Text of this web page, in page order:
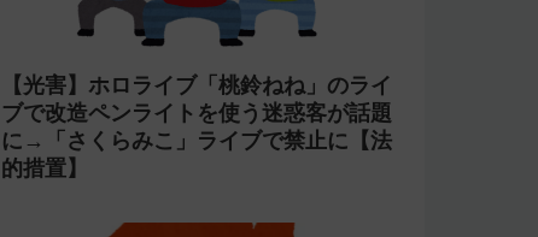
【光害】ホロライブ「桃鈴ねね」のライ
ブで改造ペンライトを使う迷惑客が話題
に→「さくらみこ」ライブで禁止に【法
的措置】